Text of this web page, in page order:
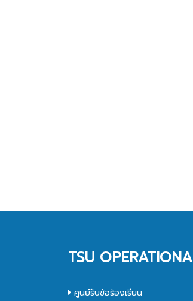
TSU
ศูนย์รับข้อร้องเรียน